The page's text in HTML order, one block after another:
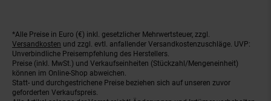
Fußnoten
*Alle Preise in Euro (€) inkl. gesetzlicher Mehrwertsteuer, zzgl.
Versandkosten und zzgl. evtl. anfallender Versandkostenzuschläge. UVP:
Unverbindliche Preisempfehlung des Herstellers.
Preise (inkl. MwSt.) und Verkaufseinheiten (Stückzahl/Mengeneinheit)
können im Online-Shop abweichen.
Statt- und durchgestrichene Preise beziehen sich auf unseren zuvor
geforderten Verkaufspreis.